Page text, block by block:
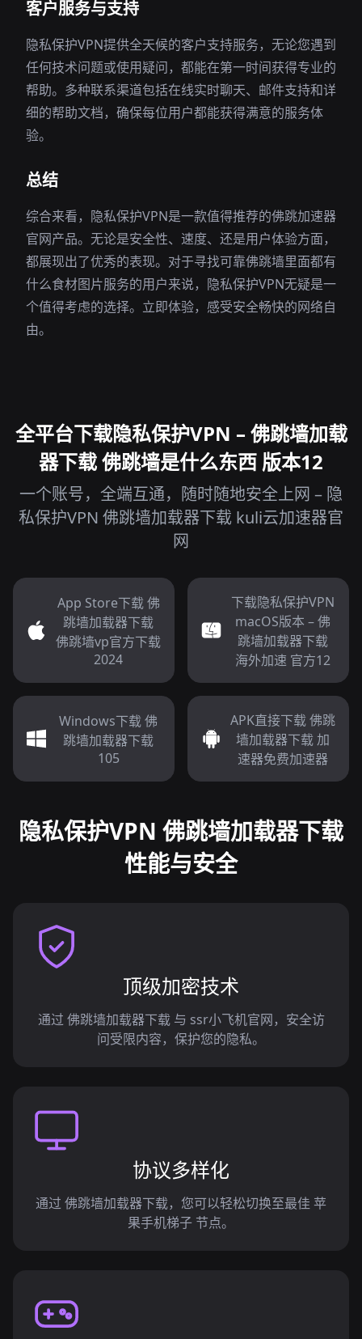
客户服务与支持
隐私保护VPN提供全天候的客户支持服务，无论您遇到
任何技术问题或使用疑问，都能在第一时间获得专业的
帮助。多种联系渠道包括在线实时聊天、邮件支持和详
细的帮助文档，确保每位用户都能获得满意的服务体
验。
总结
综合来看，隐私保护VPN是一款值得推荐的佛跳加速器
官网产品。无论是安全性、速度、还是用户体验方面，
都展现出了优秀的表现。对于寻找可靠佛跳墙里面都有
什么食材图片服务的用户来说，隐私保护VPN无疑是一
个值得考虑的选择。立即体验，感受安全畅快的网络自
由。
全平台下载隐私保护VPN – 佛跳墙加载
器下载 佛跳墙是什么东西 版本12
一个账号，全端互通，随时随地安全上网 – 隐
私保护VPN 佛跳墙加载器下载 kuli云加速器官
网
App Store下载 佛
跳墙加载器下载
佛跳墙vp官方下载
2024
下载隐私保护VPN
macOS版本 – 佛
跳墙加载器下载
海外加速 官方12
Windows下载 佛
跳墙加载器下载
105
APK直接下载 佛跳
墙加载器下载 加
速器免费加速器
隐私保护VPN 佛跳墙加载器下载
性能与安全
顶级加密技术
通过 佛跳墙加载器下载 与 ssr小飞机官网，安全访
问受限内容，保护您的隐私。
协议多样化
通过 佛跳墙加载器下载，您可以轻松切换至最佳 苹
果手机梯子 节点。